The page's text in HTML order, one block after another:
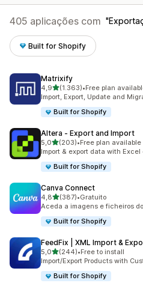
405 aplicações com
Built for Shopify
Matrixify
4,9de 5 estrelas
(1.363)
1363 total de avaliações
•Free plan
Import, Export, Update and
Built for Shopify
Altera ‑ Export and Import
5,0de 5 estrelas
(203)
203 total de avaliações
•Free plan available
Import & export data with
Built for Shopify
Canva Connect
4,8de 5 estrelas
(387)
387 total de avaliações
•Gratuito
Aceda a imagens e ficheiros
Built for Shopify
FeedFix | XML Import &
5,0de 5 estrelas
(244)
244 total de avaliações
•Free to install
Import/Export Products with
Built for Shopify